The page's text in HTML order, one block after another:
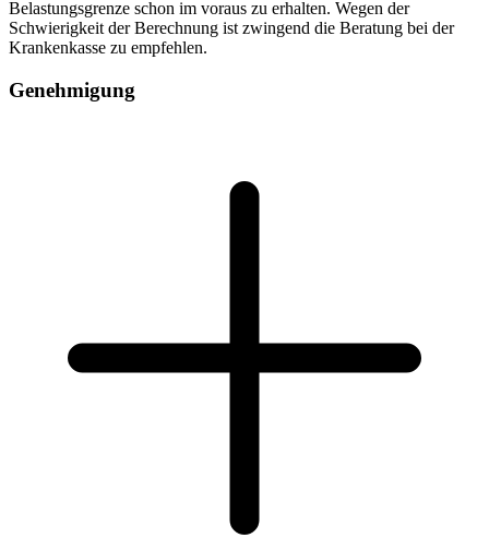
Belastungsgrenze schon im voraus zu erhalten. Wegen der
Schwierigkeit der Berechnung ist zwingend die Beratung bei der
Krankenkasse zu empfehlen.
Genehmigung